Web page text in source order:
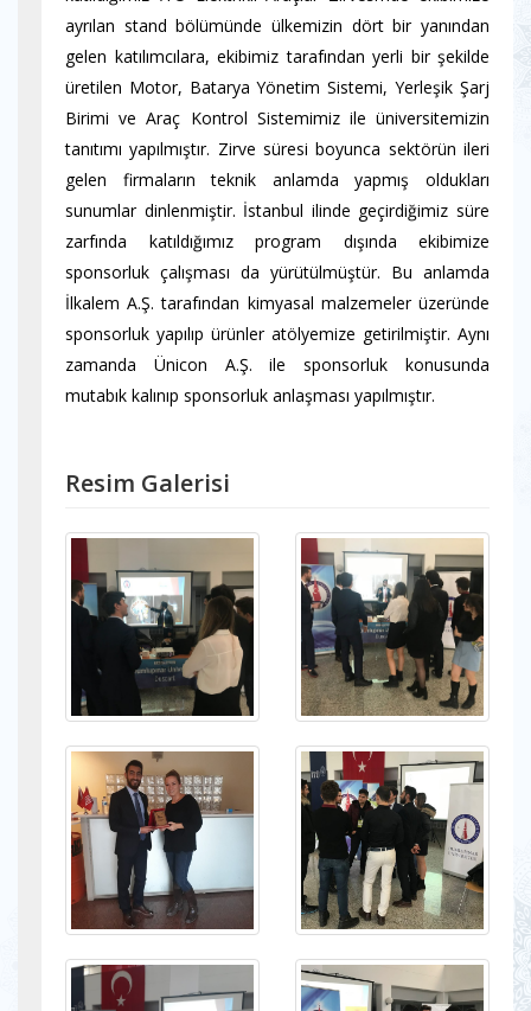
ayrılan stand bölümünde ülkemizin dört bir yanından
gelen katılımcılara, ekibimiz tarafından yerli bir şekilde
üretilen Motor, Batarya Yönetim Sistemi, Yerleşik Şarj
Birimi ve Araç Kontrol Sistemimiz ile üniversitemizin
tanıtımı yapılmıştır. Zirve süresi boyunca sektörün ileri
gelen firmaların teknik anlamda yapmış oldukları
sunumlar dinlenmiştir. İstanbul ilinde geçirdiğimiz süre
zarfında katıldığımız program dışında ekibimize
sponsorluk çalışması da yürütülmüştür. Bu anlamda
İlkalem A.Ş. tarafından kimyasal malzemeler üzeründe
sponsorluk yapılıp ürünler atölyemize getirilmiştir. Aynı
zamanda Ünicon A.Ş. ile sponsorluk konusunda
mutabık kalınıp sponsorluk anlaşması yapılmıştır.
Resim Galerisi